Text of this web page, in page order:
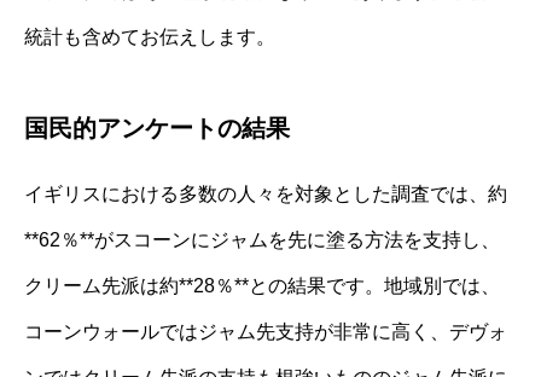
統計も含めてお伝えします。
国民的アンケートの結果
イギリスにおける多数の人々を対象とした調査では、約
**62％**がスコーンにジャムを先に塗る方法を支持し、
クリーム先派は約**28％**との結果です。地域別では、
コーンウォールではジャム先支持が非常に高く、デヴォ